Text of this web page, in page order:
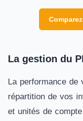
La gestion du
La performance de
répartition de vos
et unités de